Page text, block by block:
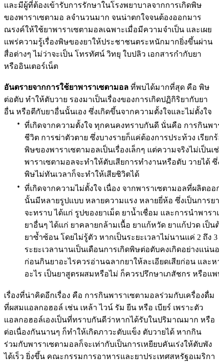
และมีผู้ที่ต้องเข้ารับการรักษาในโรงพยาบาลจากการเกิดพิษ
ของพาราเซตามอ ลจำนวนมาก จนน่าตกใจจนต้องออกมาร
ณรงค์ให้ใช้ยาพาราเซตามอลเฉพาะเมื่อมีความจำเป็น และเผย
แพร่ความรู้เรื่องพิษของยาให้ประชาชนตระหนักมากยิ่งขึ้นผ่าน
สื่อต่างๆ ไม่ว่าจะเป็น โทรทัศน์ วิทยุ ใบปลิว เอกสารกำกับยา
หรืออินเตอร์เน็ต
อันตรายจากการใช้ยาพาราเซตามอล ที่พบได้มากที่สุด คือ พิษ
ต่อตับ ทำให้ตับวาย รองมาเป็นเรื่องของการเกิดปฏิกิริยากับยา
อื่น หรือตีกับยาอื่นนั้นเอง ซึ่งเกิดขึ้นจากความตั้งใจและไม่ตั้งใจ
• ที่เกิดจากความตั้งใจ ทุกคนคงทราบกันดี นั่นคือ การกินพ
ชีวิต การฆ่าตัวตาย ซึ่งบางรายก็แค่ต้องการประท้วง เรียก
พิษของพาราเซตามอลเป็นเรื่องเล็กๆ แต่ความจริงไม่เป็นเ
พาราเซตามอลจะทำให้ตับเสียการทำงานหรือตับ วายได้
พิษไม่ทันเวลาก็จะทำให้เสียชิวิตได้
• ที่เกิดจากความไม่ตั้งใจ เนื่อง จากพาราเซตามอลที่ผลิตอ
นั้นมีหลายรูปแบบ หลายความแรง หลายยี่ห้อ ซึ่งเป็นการ
จะทราบ ได้แก่ รูปของยาเม็ด ยาน้ำเชื่อม และการนำพาร
ยาอื่นๆ ได้แก่ ยาคลายกล้ามเนื้อ ยาแก้หวัด ยาแก้ปวด เป็น
ยาซ้ำซ้อน โดยไม่รู้ตัว หากเป็นระยะเวลาไม่นานแค่ 2 ถึง
ระยะเวลานานเป็นเดือนการเกิดพิษต่อตับคงเกิดอย่างแน่
ก่อนกินยาอะไรควรอ่านฉลากยาให้ละเอียดเสียก่อน และห
อะไร เป็นยาสูตรผสมหรือไม่ ก็ควรปรึกษาเภสัชกร หรือแ
เรื่องที่น่าคิดอีกเรื่อง คือ การกินพาราเซตามอลร่วมกับเครื่องดื่ม
ที่ผสมแอลกอฮอล์ เช่น เหล้า ไวน์ รัม ยีน หรือ เบียร์ เพราะตัว
แอลกอฮอล์เองเป็นที่ทราบกันดีว่าหากได้รับในปริมาณมาก หรือ
ต่อเนื่องกันนานๆ ก็ทำให้เกิดภาวะตับแข็ง ตับวายได้ หากกิน
ร่วมกับพาราเซตามอลก็จะเท่ากับเป็นการเหยียบคันเร่งให้ตับพัง
ได้เร็ว ยิ่งขึ้น คณะกรรมการอาหารและยาประเทศสหรัฐอเมริกา